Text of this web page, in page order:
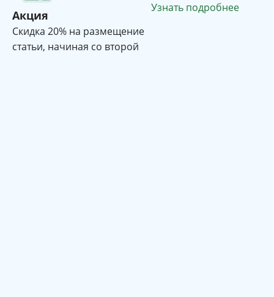
Акция
Cкидка 20% на размещение
статьи, начиная со второй
Узнать подробнее